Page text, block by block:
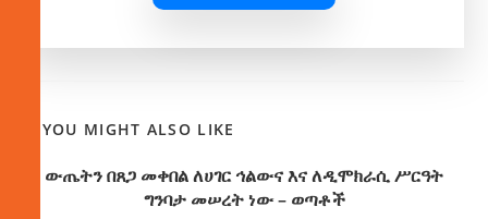
YOU MIGHT ALSO LIKE
ውጤትን በጸጋ መቀበል ለሀገር ኅልውና እና ለዲሞክራሲ ሥርዓት
ግንባታ መሠረት ነው – ወጣቶች